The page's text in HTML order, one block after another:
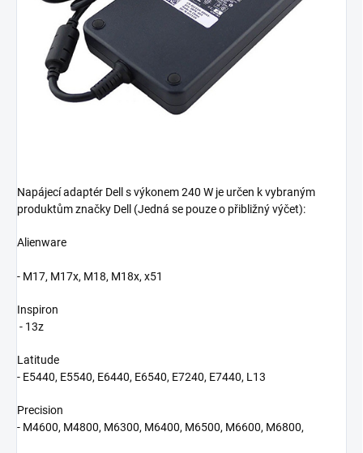
Napájecí adaptér Dell s výkonem 240 W je určen k vybraným
produktům značky Dell (Jedná se pouze o přibližný výčet):
Alienware
- M17, M17x, M18, M18x, x51
Inspiron
- 13z
Latitude
- E5440, E5540, E6440, E6540, E7240, E7440, L13
Precision
- M4600, M4800, M6300, M6400, M6500, M6600, M6800,